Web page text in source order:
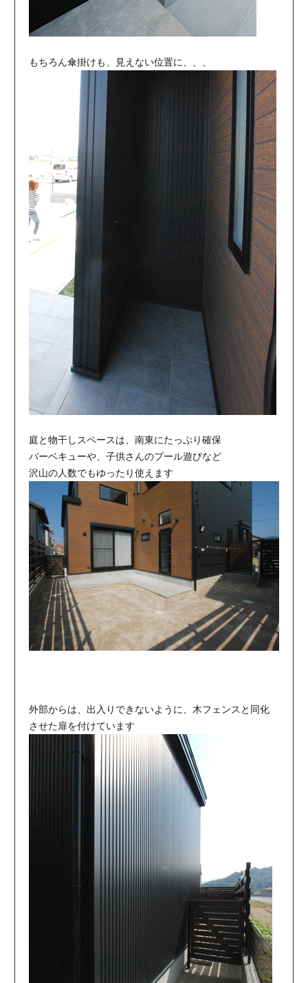
もちろん傘掛けも、見えない位置に、、、
庭と物干しスペースは、南東にたっぷり確保
バーベキューや、子供さんのプール遊びなど
沢山の人数でもゆったり使えます
外部からは、出入りできないように、木フェンスと同化
させた扉を付けています